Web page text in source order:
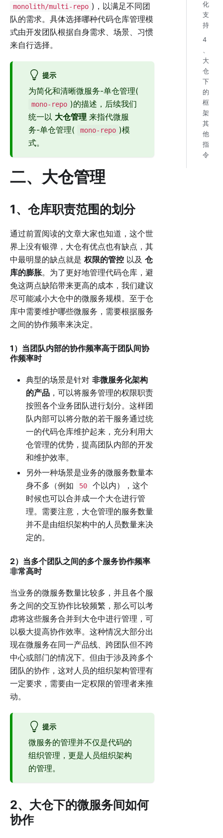
monolith/multi-repo )，以满足不同团
队的需求。具体选择哪种代码仓库管理模
式由开发团队根据自身需求、场景、习惯
来自行选择。
提示
为简化和清晰微服务-单仓管理(
mono-repo )的描述，后续我们
统一以 大仓管理 来指代微服
务-单仓管理(
mono-repo )模
式。
二、大仓管理
1、仓库职责范围的划分
通过前置阅读的文章大家也知道，这个世
界上没有银弹，大仓有优点也有缺点，其
中最明显的缺点就是权限的管控 以及 仓
库的膨胀。为了更好地管理代码仓库，避
免这两点缺陷带来更高的成本，我们建议
尽可能减小大仓中的微服务规模。至于仓
库中需要维护哪些微服务，需要根据服务
之间的协作频率来决定。
1）当团队内部的协作频率高于团队间协
作频率时
典型的场景是针对 非微服务化架构
的产品 ，可以将服务管理的权限职责
按照各个业务团队进行划分。这样团
队内部可以将分散的若干服务通过统
一的代码仓库维护起来，充分利用大
仓管理的优势，提高团队内部的开发
和维护效率。
另外一种场景是业务的微服务数量本
身不多（例如
50
个以内），这个
时候也可以合并成一个大仓进行管
理。需要注意，大仓管理的服务数量
并不是由组织架构中的人员数量来决
定的。
2）当多个团队之间的多个服务协作频率
非常高时
当业务的微服务数量比较多，并且各个服
务之间的交互协作比较频繁，那么可以考
虑将这些服务合并到大仓中进行管理，可
以极大提高协作效率。这种情况大部分出
现在微服务在同一产品线、跨团队但不跨
中心或部门的情况下。但由于涉及跨多个
团队的协作，这对人员的组织架构管理有
一定要求，需要由一定权限的管理者来推
动。
提示
微服务的管理并不仅是代码的
组织管理，更是人员组织架构
的管理。
2、大仓下的微服务间如何
协作
化
支
持
4
、
大
仓
下
的
框
架
其
他
指
令